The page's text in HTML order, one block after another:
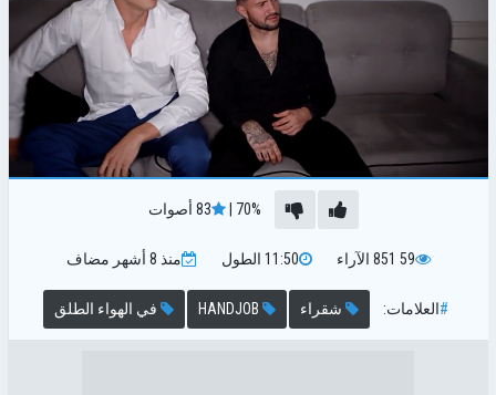
70%
|
83أصوات
59 851 الآراء 11:50 الطول منذ 8 أشهر مضاف
#العلامات: شقراء في الهواء الطلق